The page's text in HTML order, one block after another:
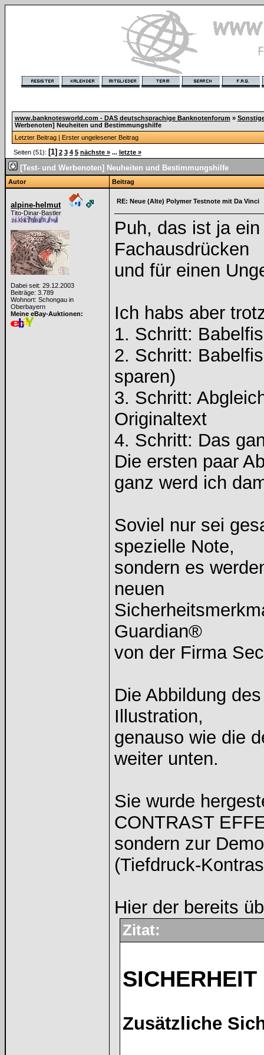
www.banknotesworld.com - DAS deutschsprachige Banknotenforum »
Werbenoten] Neuheiten und Bestimmungshilfe
Letzter Beitrag| Erster ungelesener Beitrag
Seiten (51): [1] 2 3 4 5 nächste » ... letzte »
[Test- und Werbenoten] Neuheiten und Bestimmungshilfe
Autor Beitrag
alpine-helmut
Tito-Dinar-Bastler
Dabei seit: 29.12.2003
Beiträge: 3.789
Wohnort: Schongau in
Oberbayern
Meine eBay-Auktionen:
RE: Neue (Alte) Polymer Testnote mit Da Vinci
Puh, das ist ja
Fachausdrücken
und für einen
Ich habs aber
1. Schritt:
2. Schritt:
sparen)
3. Schritt:
Originaltext
4. Schritt: Das
Die ersten paar
ganz werd ich
Soviel nur sei
spezielle Note,
sondern es
neuen
Guardian®
von der Firma
Die Abbildung
Illustration,
genauso wie die
weiter unten.
Sie wurde
CONTRAST
sondern zur
(Tiefdruck-
Hier der bereits
Zitat:
SICHERHEIT
Zusätzliche